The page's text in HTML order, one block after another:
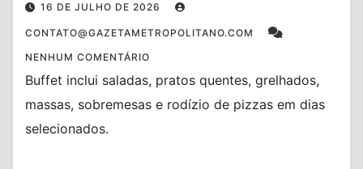
16 DE JULHO DE 2026
CONTATO@GAZETAMETROPOLITANO.COM
NENHUM COMENTÁRIO
Buffet inclui saladas, pratos quentes, grelhados,
massas, sobremesas e rodízio de pizzas em dias
selecionados.